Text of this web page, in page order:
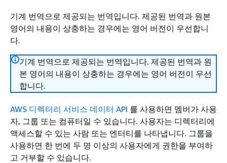
기계 번역으로 제공되는 번역입니다. 제공된 번역과 원본
영어의 내용이 상충하는 경우에는 영어 버전이 우선합니
다.
기계 번역으로 제공되는 번역입니다. 제공된 번역과 원
본 영어의 내용이 상충하는 경우에는 영어 버전이 우선
합니다.
AWS 디렉터리 서비스 데이터 API 를 사용하면 멤버가 사용
자, 그룹 또는 컴퓨터일 수 있습니다. 사용자는 디렉터리에
액세스할 수 있는 사람 또는 엔터티를 나타냅니다. 그룹을
사용하면 한 번에 두 명 이상의 사용자에게 권한을 부여하
고 거부할 수 있습니다.